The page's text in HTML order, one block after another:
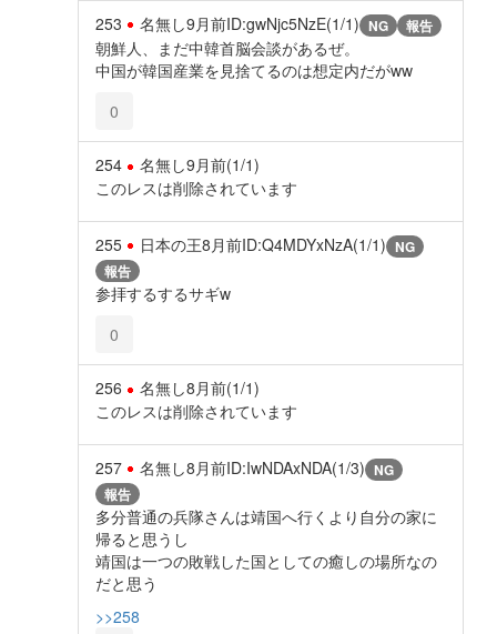
253 名無し9月前ID:gwNjc5NzE(1/1) NG 報告
朝鮮人、まだ中韓首脳会談があるぜ。
中国が韓国産業を見捨てるのは想定内だがww
0
254 名無し9月前(1/1)
このレスは削除されています
255 日本の王8月前ID:Q4MDYxNzA(1/1) NG
報告
参拝するするサギw
0
256 名無し8月前(1/1)
このレスは削除されています
257 名無し8月前ID:IwNDAxNDA(1/3) NG
報告
多分普通の兵隊さんは靖国へ行くより自分の家に
帰ると思うし
靖国は一つの敗戦した国としての癒しの場所なの
だと思う
>>258